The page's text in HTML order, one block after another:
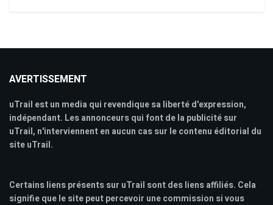
AVERTISSEMENT
uTrail est un media qui revendique sa liberté d'expression,
indépendant. Les annonceurs qui font de la publicité sur
uTrail, n'interviennent en aucun cas sur le contenu éditorial du
site uTrail.
Certains liens présents sur uTrail sont des liens affiliés. Cela
signifie que le site peut percevoir une commission si vous